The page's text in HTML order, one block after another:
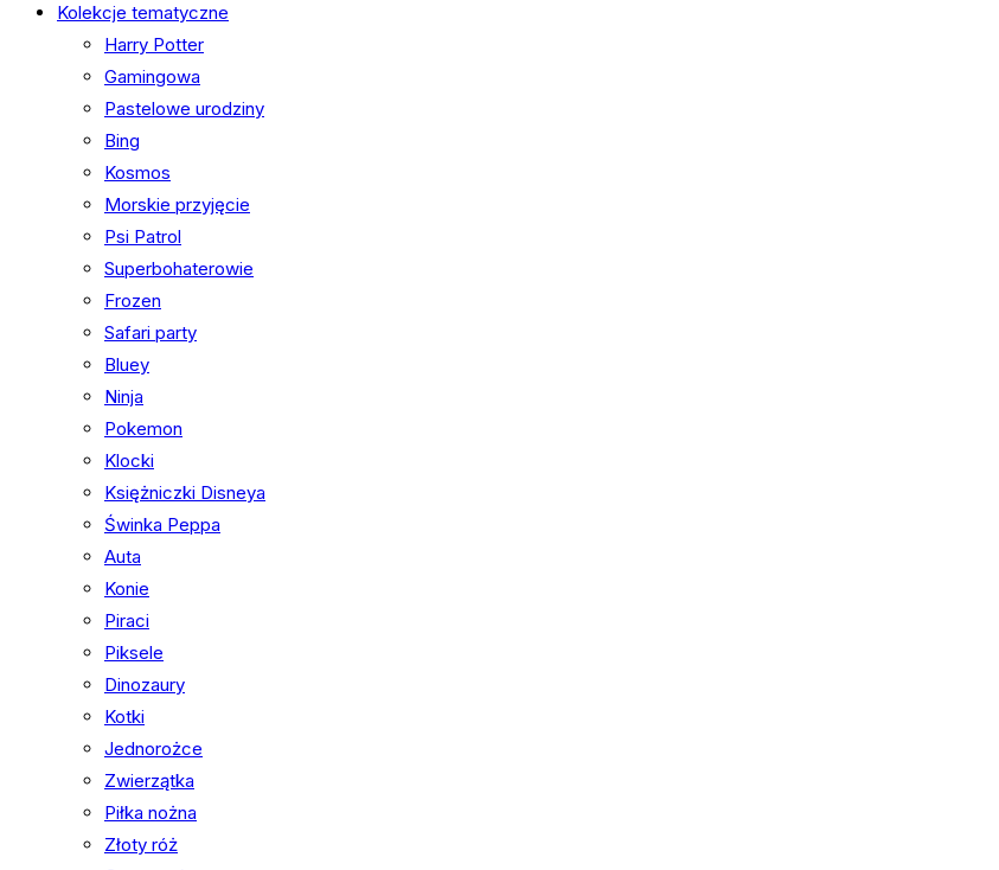
Kolekcje tematyczne
Harry Potter
Gamingowa
Pastelowe urodziny
Bing
Kosmos
Morskie przyjęcie
Psi Patrol
Superbohaterowie
Frozen
Safari party
Bluey
Ninja
Pokemon
Klocki
Księżniczki Disneya
Świnka Peppa
Auta
Konie
Piraci
Piksele
Dinozaury
Kotki
Jednorożce
Zwierzątka
Piłka nożna
Złoty róż